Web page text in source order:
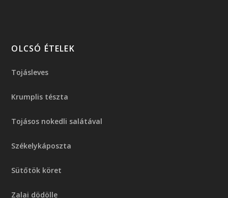
OLCSÓ ÉTELEK
Tojásleves
Krumplis tészta
Tojásos nokedli salátával
Székelykáposzta
Sütőtök köret
Zalai dödölle